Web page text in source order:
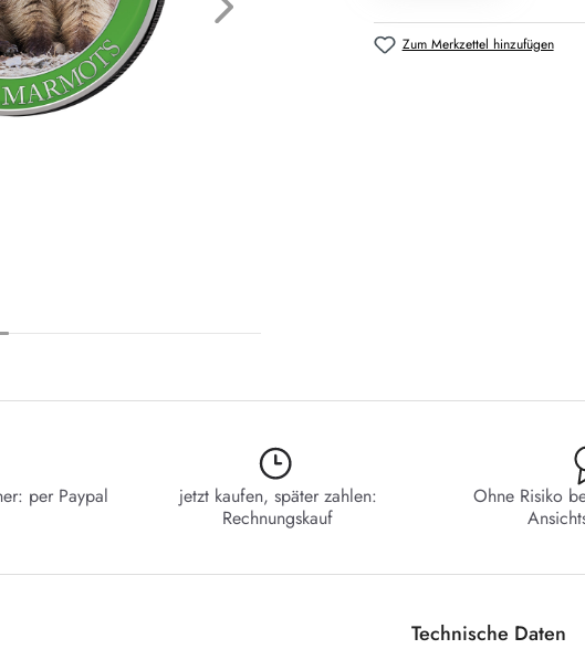
Zum Merkzettel hinzufügen
per Paypal
jetzt kaufen, später zahlen:
Rechnungskauf
Ohne Risiko
Technische Daten